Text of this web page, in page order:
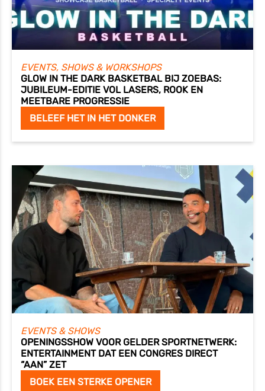
EVENTS, SHOWS & WORKSHOPS
GLOW IN THE DARK BASKETBAL BIJ ZOEBAS:
JUBILEUM-EDITIE VOL LASERS, ROOK EN
MEETBARE PROGRESSIE
BELEEF HET IN HET DONKER
EVENTS & SHOWS
OPENINGSSHOW VOOR GELDER SPORTNETWERK:
ENTERTAINMENT DAT EEN CONGRES DIRECT
“AAN” ZET
BOEK EEN STERKE OPENER